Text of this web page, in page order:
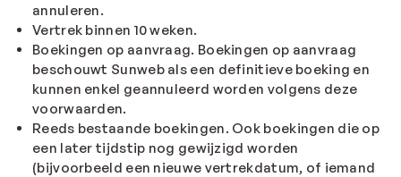
annuleren.
Vertrek binnen 10 weken.
Boekingen op aanvraag. Boekingen op aanvraag
beschouwt Sunweb als een definitieve boeking en
kunnen enkel geannuleerd worden volgens deze
voorwaarden.
Reeds bestaande boekingen. Ook boekingen die op
een later tijdstip nog gewijzigd worden
(bijvoorbeeld een nieuwe vertrekdatum, of iemand